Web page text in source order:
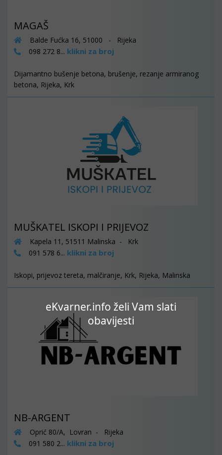
eKvarner.info želi Vam slati
obavijesti
MAGAŠ
Balde Fućka 16, 51000 - Rijeka
098 272 8... klikni za broj
Dijamantno bušenje betona, brušenje, rezanje armiranog
betona, Rijeka, Krk
MUŠKATEL ISKOPI I PRIJEVOZ
Kapela 11, 51511 Malinska - Krk
091 578 6... klikni za broj
Iskopi, prijevoz tereta, malčiranje, Krk, Rijeka, Malinska
NB-ARGENT
Oprić 80/A, Lovran - Rijeka
091 580 2... klikni za broj